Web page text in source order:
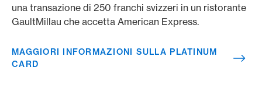
una transazione di 250 franchi svizzeri in un ristorante
GaultMillau che accetta American Express.
MAGGIORI INFORMAZIONI SULLA PLATINUM
CARD